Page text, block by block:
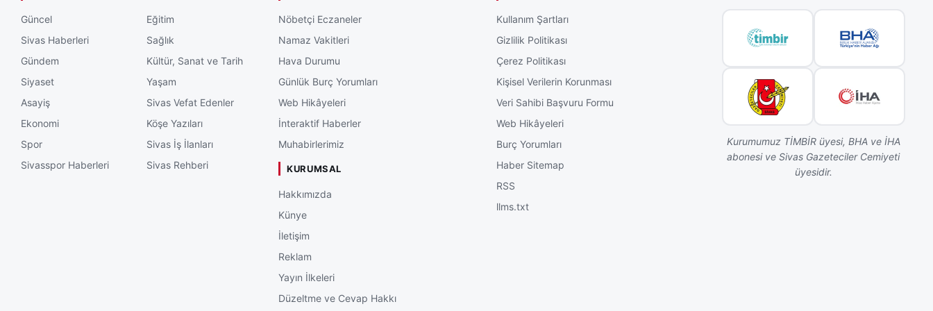
Güncel
Sivas Haberleri
Gündem
Siyaset
Asayiş
Ekonomi
Spor
Sivasspor Haberleri
Eğitim
Sağlık
Kültür, Sanat ve Tarih
Yaşam
Sivas Vefat Edenler
Köşe Yazıları
Sivas İş İlanları
Sivas Rehberi
Nöbetçi Eczaneler
Namaz Vakitleri
Hava Durumu
Günlük Burç Yorumları
Web Hikâyeleri
İnteraktif Haberler
Muhabirlerimiz
KURUMSAL
Hakkımızda
Künye
İletişim
Reklam
Yayın İlkeleri
Düzeltme ve Cevap Hakkı
Kullanım Şartları
Gizlilik Politikası
Çerez Politikası
Kişisel Verilerin Korunması
Veri Sahibi Başvuru Formu
Web Hikâyeleri
Burç Yorumları
Haber Sitemap
RSS
llms.txt
Kurumumuz TİMBİR üyesi, BHA ve İHA
abonesi ve Sivas Gazeteciler Cemiyeti
üyesidir.